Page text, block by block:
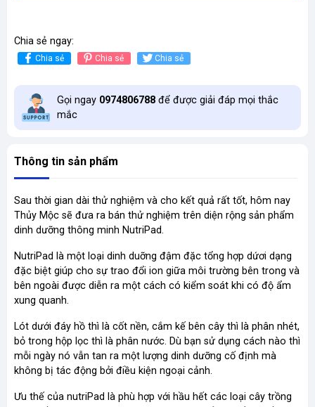
Chia sẻ ngay:
Chia sẻ Chia sẻ Chia sẻ
Gọi ngay 0974806788 để được giải đáp mọi thắc
mắc
Thông tin sản phẩm
Sau thời gian dài thử nghiệm và cho kết quả rất tốt, hôm nay
Thủy Mộc sẽ đưa ra bán thử nghiệm trên diện rộng sản phẩm
dinh dưỡng thông minh NutriPad.
NutriPad là một loại dinh duỡng đậm đặc tổng hợp dứơi dạng
đặc biệt giúp cho sự trao đổi ion giữa môi trường bên trong và
bên ngoài được diễn ra một cách có kiểm soát khi có độ ẩm
xung quanh.
Lót dưới đáy hồ thì là cốt nền, cắm kế bên cây thì là phân nhét,
bỏ trong hộp lọc thì là phân nước. Dù bạn sử dụng cách nào thì
mỗi ngày nó vẫn tan ra một lượng dinh dưỡng cố định mà
không bị tác động bởi điều kiện ngoại cảnh.
Ưu thế của nutriPad là phù hợp với hầu hết các loại cây trồng